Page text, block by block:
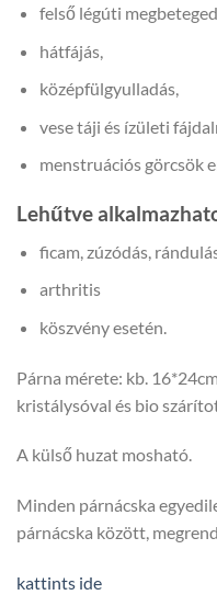
felső légúti
hátfájás,
középfülgyulladás,
vese táji és ízületi
menstruációs görcsök
Lehűtve
ficam, zúzódás,
arthritis
köszvény esetén.
Párna mérete: kb.
kristálysóval és bio
A külső huzat mosható.
Minden párnácska
párnácska között,
kattints ide